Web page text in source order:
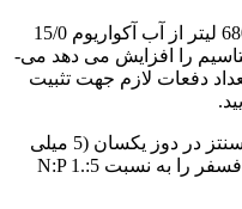
مقدار 5 میلی لیتر از محلول به ازای 680 لیتر از آب آکواریوم 15/0
میلی گرم فسفات و 06/0 میلی گرم پتاسیم را افزایش می­ دهد می­
تعداد دفعات لازم جهت تثبیت
در صورت استفاده از مکمل نیتروژن سنتز در دوز یکسان (5 میلی
لیتر ، 680 لیتر) هر دو محصول ازت و فسفر را به نسبت N:P 1.:5